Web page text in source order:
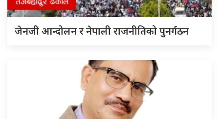
जेनजी आन्दोलन र नेपाली राजनीतिको पुनर्गठन